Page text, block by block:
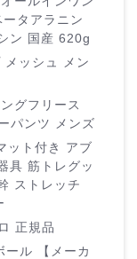
タアラニン
ン 国産 620g
メッシュ メン
グフリース
パンツ メンズ
ット付き アブ
具 筋トレグッ
ストレッチ
正規品
ール 【メーカ